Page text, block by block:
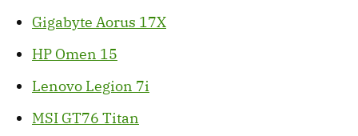
Gigabyte Aorus 17X
HP Omen 15
Lenovo Legion 7i
MSI GT76 Titan